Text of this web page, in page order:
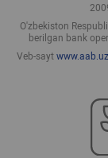
O'zbekiston
berilgan bank
Veb-sayt www.aab.uz